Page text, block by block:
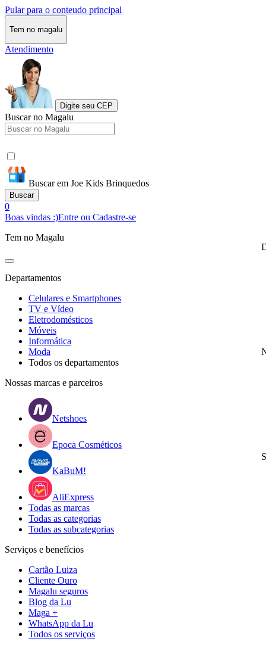
Pular para o conteudo principal
Tem no magalu
Atendimento
Digite seu CEP
Buscar no Magalu
Buscar em Joe Kids Brinquedos
Buscar
0
Boas vindas :)Entre ou Cadastre-se
Tem no Magalu
Departamentos
Celulares e Smartphones
TV e Vídeo
Eletrodomésticos
Móveis
Informática
Moda
Todos os departamentos
Nossas marcas e parceiros
Netshoes
Epoca Cosméticos
KaBuM!
AliExpress
Todas as marcas
Todas as categorias
Todas as subcategorias
Serviços e benefícios
Cartão Luiza
Cliente Ouro
Magalu seguros
Blog da Lu
Maga +
WhatsApp da Lu
Todos os serviços